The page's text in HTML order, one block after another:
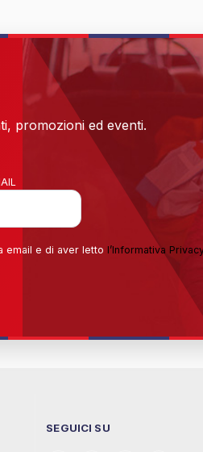
promozioni ed eventi.
email e di aver letto l’Informativa Privacy
SEGUICI SU